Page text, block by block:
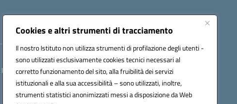
Cookies e altri strumenti di tracciamento
Il nostro Istituto non utilizza strumenti di profilazione degli utenti -
sono utilizzati esclusivamente cookies tecnici necessari al
corretto funzionamento del sito, alla fruibilità dei servizi
istituzionali e alla sua accessibilità – sono utilizzati, inoltre,
strumenti statistici anonimizzati messi a disposizione da Web
paic84500b@pec.istruzione.it